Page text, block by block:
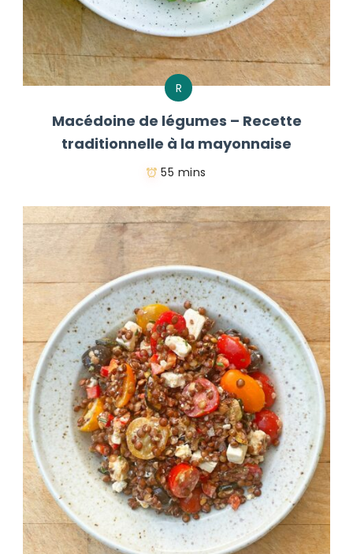
R
Macédoine de légumes – Recette
traditionnelle à la mayonnaise
55 mins